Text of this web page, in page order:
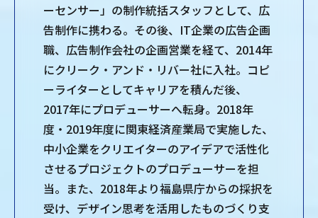
ーセンサー」の制作統括スタッフとして、広
告制作に携わる。その後、IT企業の広告企画
職、広告制作会社の企画営業を経て、2014年
にクリーク・アンド・リバー社に入社。コピ
ーライターとしてキャリアを積んだ後、
2017年にプロデューサーへ転身。2018年
度・2019年度に関東経済産業局で実施した、
中小企業をクリエイターのアイデアで活性化
させるプロジェクトのプロデューサーを担
当。また、2018年より福島県庁からの採択を
受け、デザイン思考を活用したものづくり支